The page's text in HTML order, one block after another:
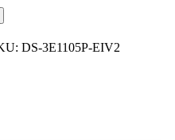
DS-3E1105P-EIV2